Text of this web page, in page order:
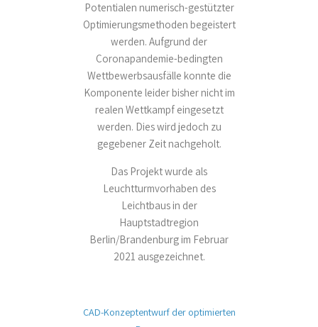
Potentialen numerisch-gestützter
Optimierungsmethoden begeistert
werden. Aufgrund der
Coronapandemie-bedingten
Wettbewerbsausfälle konnte die
Komponente leider bisher nicht im
realen Wettkampf eingesetzt
werden. Dies wird jedoch zu
gegebener Zeit nachgeholt.
Das Projekt wurde als
Leuchtturmvorhaben des
Leichtbaus in der
Hauptstadtregion
Berlin/Brandenburg im Februar
2021 ausgezeichnet.
CAD-Konzeptentwurf der optimierten